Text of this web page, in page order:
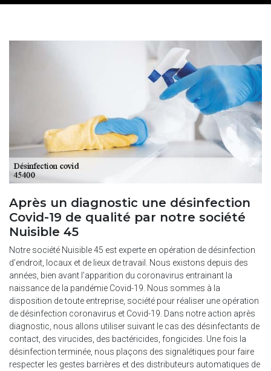
Après un diagnostic une désinfection
Covid-19 de qualité par notre société
Nuisible 45
Notre société Nuisible 45 est experte en opération de désinfection
d’endroit, locaux et de lieux de travail. Nous existons depuis des
années, bien avant l’apparition du coronavirus entrainant la
naissance de la pandémie Covid-19. Nous sommes à la
disposition de toute entreprise, société pour réaliser une opération
de désinfection coronavirus et Covid-19. Dans notre action après
diagnostic, nous allons utiliser suivant le cas des désinfectants de
contact, des virucides, des bactéricides, fongicides. Une fois la
désinfection terminée, nous plaçons des signalétiques pour faire
respecter les gestes barrières et des distributeurs automatiques de